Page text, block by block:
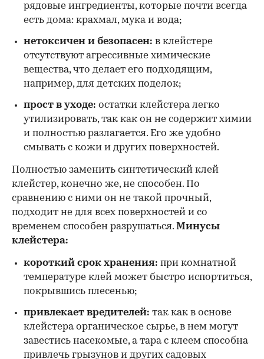
рядовые ингредиенты, которые почти всегда
есть дома: крахмал, мука и вода;
нетоксичен и безопасен: в клейстере
отсутствуют агрессивные химические
вещества, что делает его подходящим,
например, для детских поделок;
прост в уходе: остатки клейстера легко
утилизировать, так как он не содержит химии
и полностью разлагается. Его же удобно
смывать с кожи и других поверхностей.
Полностью заменить синтетический клей
клейстер, конечно же, не способен. По
сравнению с ними он не такой прочный,
подходит не для всех поверхностей и со
временем способен разрушаться. Минусы
клейстера:
короткий срок хранения: при комнатной
температуре клей может быстро испортиться,
покрывшись плесенью;
привлекает вредителей: так как в основе
клейстера органическое сырье, в нем могут
завестись насекомые, а тара с клеем способна
привлечь грызунов и других садовых